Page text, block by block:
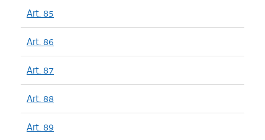
Art. 85
Art. 86
Art. 87
Art. 88
Art. 89